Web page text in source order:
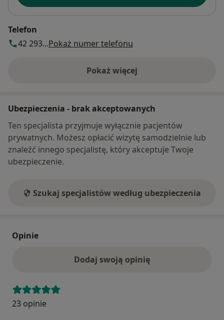
Telefon
42 293...Pokaż numer telefonu
Pokaż więcej
o adresie
Ubezpieczenia - brak akceptowanych
Ten specjalista przyjmuje wyłącznie pacjentów
prywatnych. Możesz opłacić wizytę samodzielnie lub
znaleźć innego specjalistę, który akceptuje Twoje
ubezpieczenie.
Szukaj specjalistów według ubezpieczenia
Opinie
Dodaj swoją opinię
23 opinie